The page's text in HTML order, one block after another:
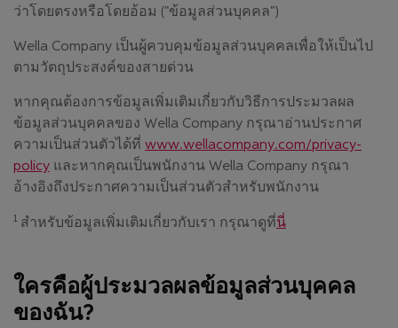
ว่าโดยตรงหรือโดยอ้อม ("ข้อมูลส่วนบุคคล")
Wella Company เป็นผู้ควบคุมข้อมูลส่วนบุคคลเพื่อให้เป็นไป
ตามวัตถุประสงค์ของสายด่วน
หากคุณต้องการข้อมูลเพิ่มเติมเกี่ยวกับวิธีการประมวลผล
ข้อมูลส่วนบุคคลของ Wella Company กรุณาอ่านประกาศ
ความเป็นส่วนตัวได้ที่ www.wellacompany.com/privacy-
policy และหากคุณเป็นพนักงาน Wella Company กรุณา
อ้างอิงถึงประกาศความเป็นส่วนตัวสำหรับพนักงาน
1 สำหรับข้อมูลเพิ่มเติมเกี่ยวกับเรา กรุณาดูที่นี่(เปิดในหน้าต่างใ
ใครคือผู้ประมวลผลข้อมูลส่วนบุคคล
ของฉัน?